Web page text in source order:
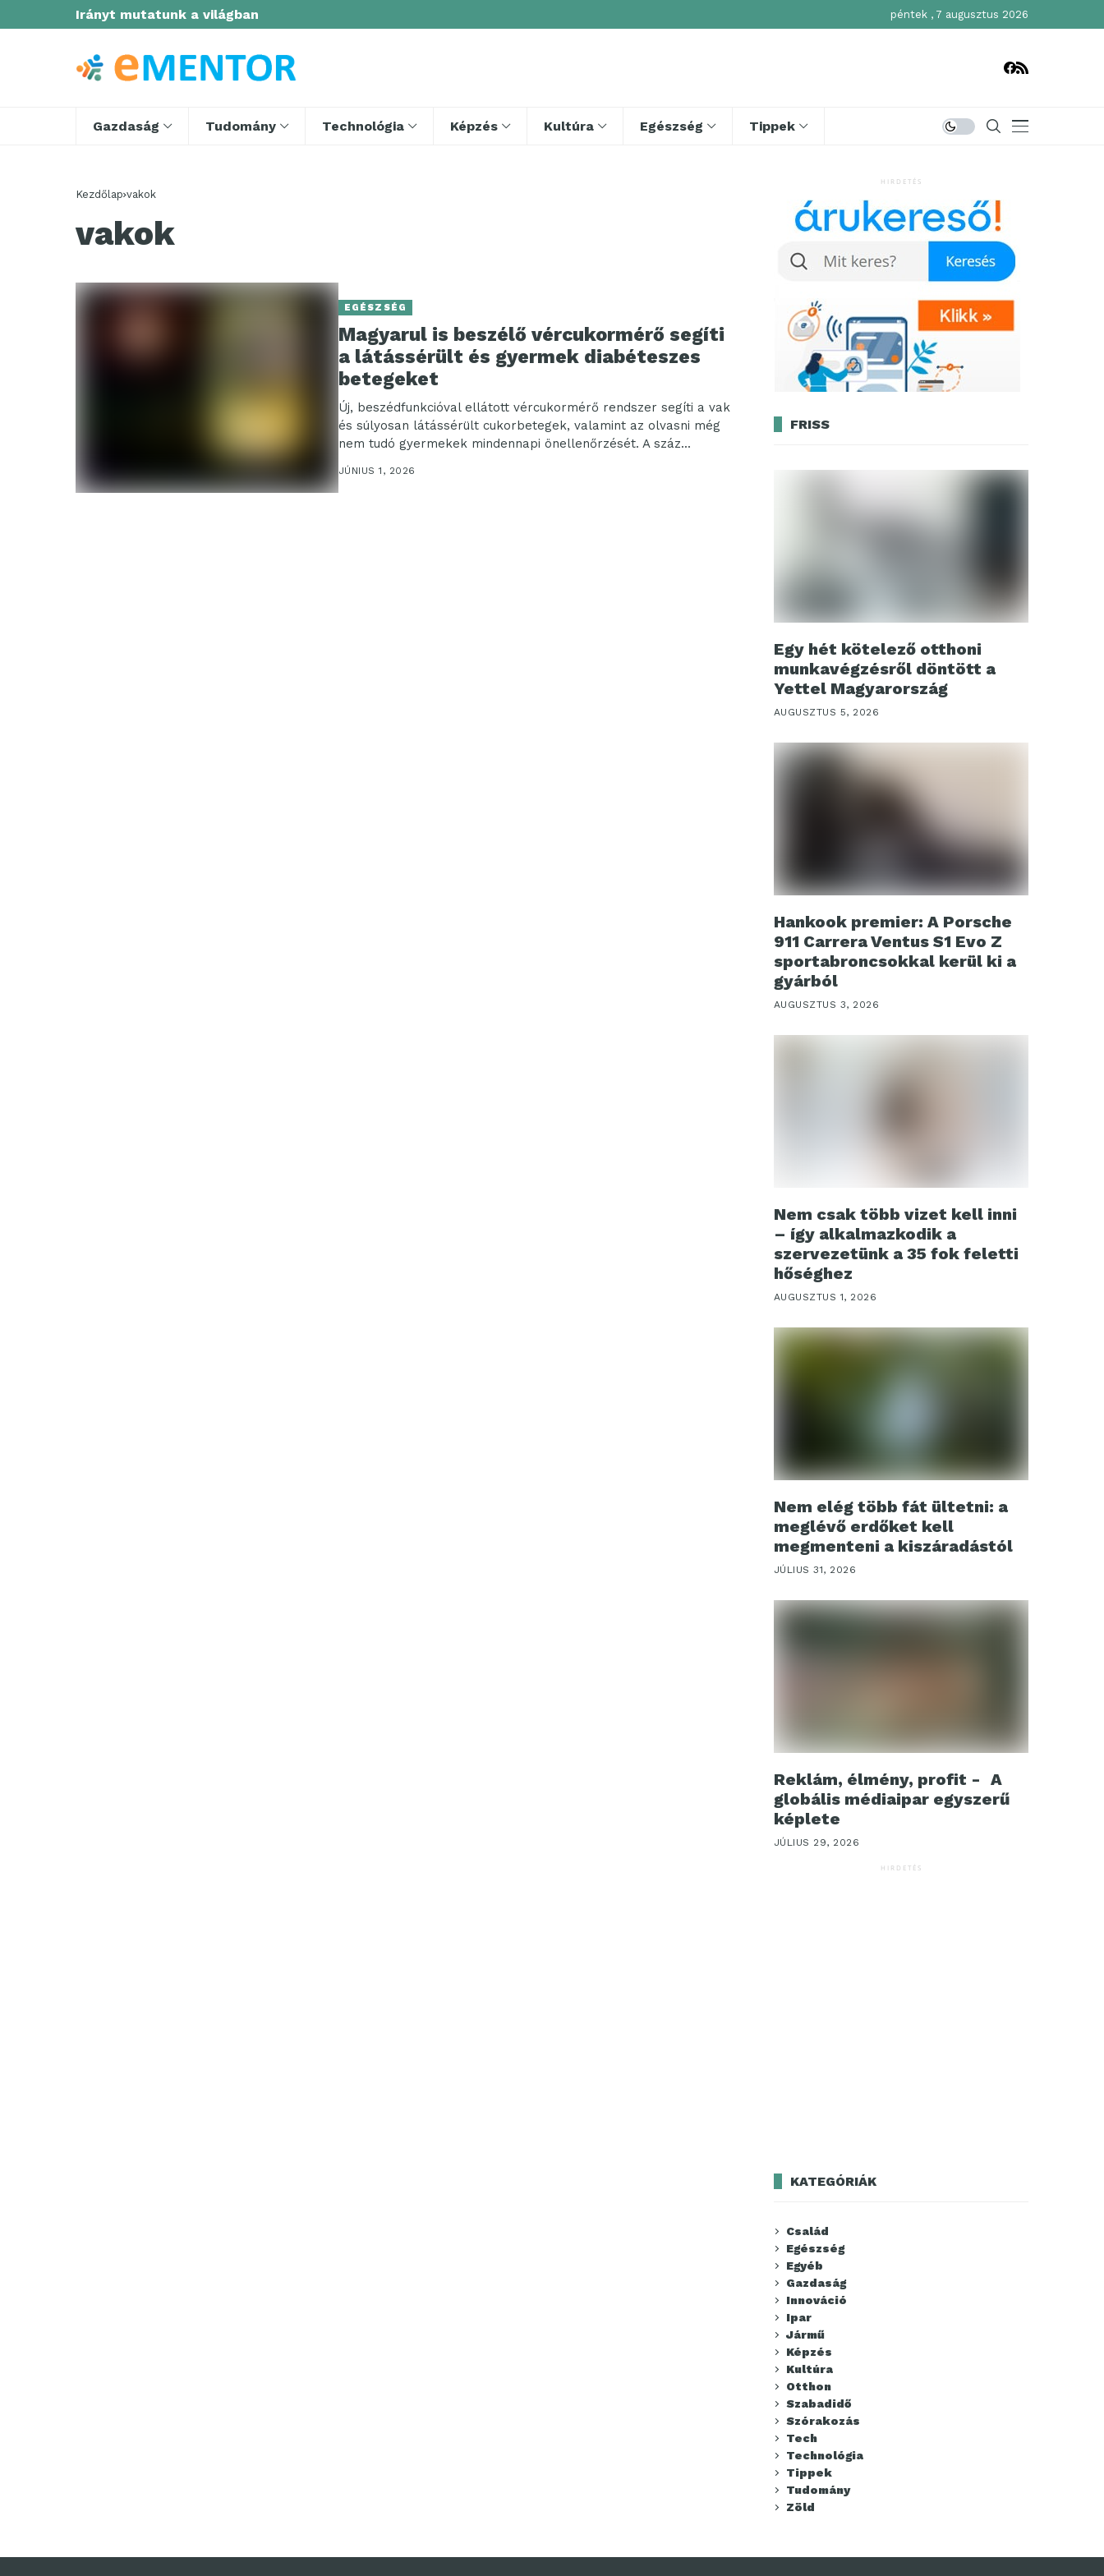
Irányt mutatunk a világban péntek , 7 augusztus 2026
Gazdaság Tudomány Technológia Képzés Kultúra Egészség Tippek
Kezdőlap vakok
vakok
EGÉSZSÉG
Magyarul is beszélő vércukormérő segíti
a látássérült és gyermek diabéteszes
betegeket
Új, beszédfunkcióval ellátott vércukormérő rendszer segíti a vak
és súlyosan látássérült cukorbetegek, valamint az olvasni még
nem tudó gyermekek mindennapi önellenőrzését. A száz...
JÚNIUS 1, 2026
HIRDETÉS
FRISS
Egy hét kötelező otthoni
munkavégzésről döntött a
Yettel Magyarország
AUGUSZTUS 5, 2026
Hankook premier: A Porsche
911 Carrera Ventus S1 Evo Z
sportabroncsokkal kerül ki a
gyárból
AUGUSZTUS 3, 2026
Nem csak több vizet kell inni
– így alkalmazkodik a
szervezetünk a 35 fok feletti
hőséghez
AUGUSZTUS 1, 2026
Nem elég több fát ültetni: a
meglévő erdőket kell
megmenteni a kiszáradástól
JÚLIUS 31, 2026
Reklám, élmény, profit - A
globális médiaipar egyszerű
képlete
JÚLIUS 29, 2026
HIRDETÉS
KATEGÓRIÁK
Család
Egészség
Egyéb
Gazdaság
Innováció
Ipar
Jármű
Képzés
Kultúra
Otthon
Szabadidő
Szórakozás
Tech
Technológia
Tippek
Tudomány
Zöld